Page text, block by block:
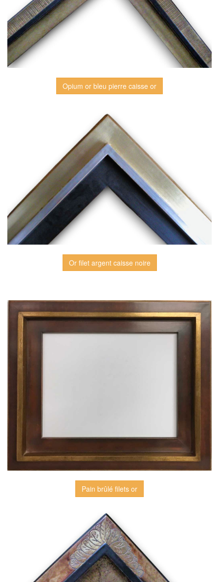
Opium or bleu pierre caisse or
Or filet argent caisse noire
Pain brûlé filets or